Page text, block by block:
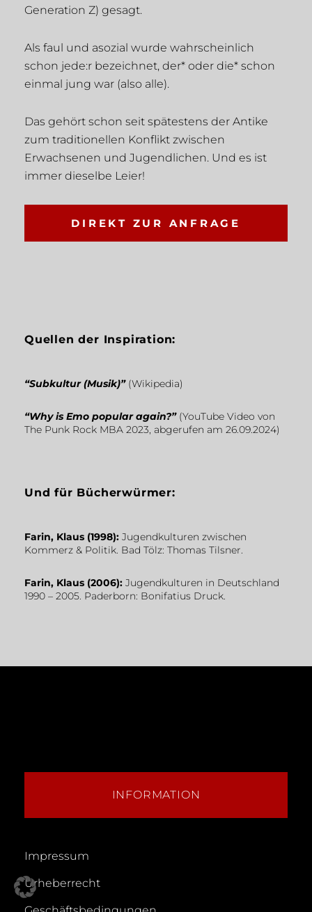
Generation Z) gesagt.
Als faul und asozial wurde wahrscheinlich
schon jede:r bezeichnet, der* oder die* schon
einmal jung war (also alle).
Das gehört schon seit spätestens der Antike
zum traditionellen Konflikt zwischen
Erwachsenen und Jugendlichen. Und es ist
immer dieselbe Leier!
DIREKT ZUR ANFRAGE
Quellen der Inspiration:
“Subkultur (Musik)”(Wikipedia)
“Why is Emo popular again?”(YouTube Video von
The Punk Rock MBA 2023, abgerufen am 26.09.2024)
Und für Bücherwürmer:
Farin, Klaus (1998): Jugendkulturen zwischen
Kommerz & Politik. Bad Tölz: Thomas Tilsner.
Farin, Klaus (2006): Jugendkulturen in Deutschland
1990 – 2005. Paderborn: Bonifatius Druck.
INFORMATION
Impressum
Urheberrecht